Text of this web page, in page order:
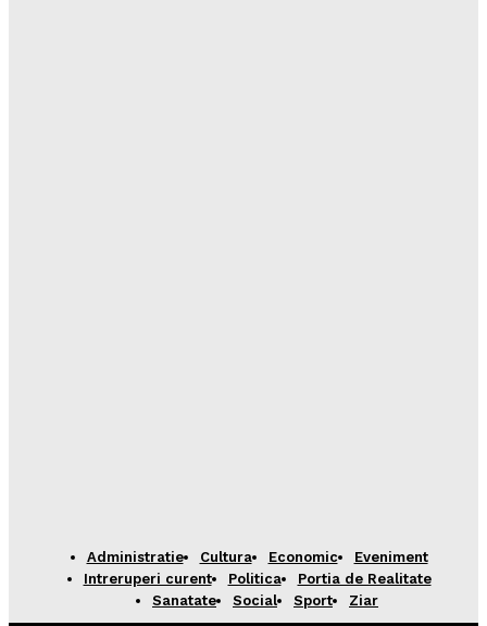
Administratie Cultura Economic
Eveniment
Intreruperi curent
Politica
Portia de Realitate
Sanatate
Social Sport Ziar